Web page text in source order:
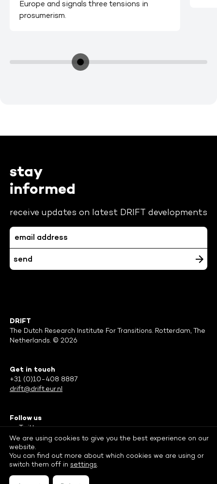
Europe and signals three tensions in
prosumerism.
stay
informed
receive updates on latest DRIFT developments
DRIFT
The Dutch Research Institute For Transitions. Rotterdam, The
Netherlands. © 2026
Get in touch
+31 (0)10-408 8887
drift@drift.eur.nl
Follow us
Twitter
Facebook
LinkedIn
We are using cookies to give you the best experience on our
website.
You can find out more about which cookies we are using or
switch them off in settings.